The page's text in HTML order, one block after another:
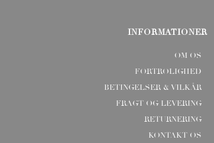
INFORMATIONER
OM OS
FORTROLIGHED
BETINGELSER & VILKÅR
FRAGT OG LEVERING
RETURNERING
KONTAKT OS